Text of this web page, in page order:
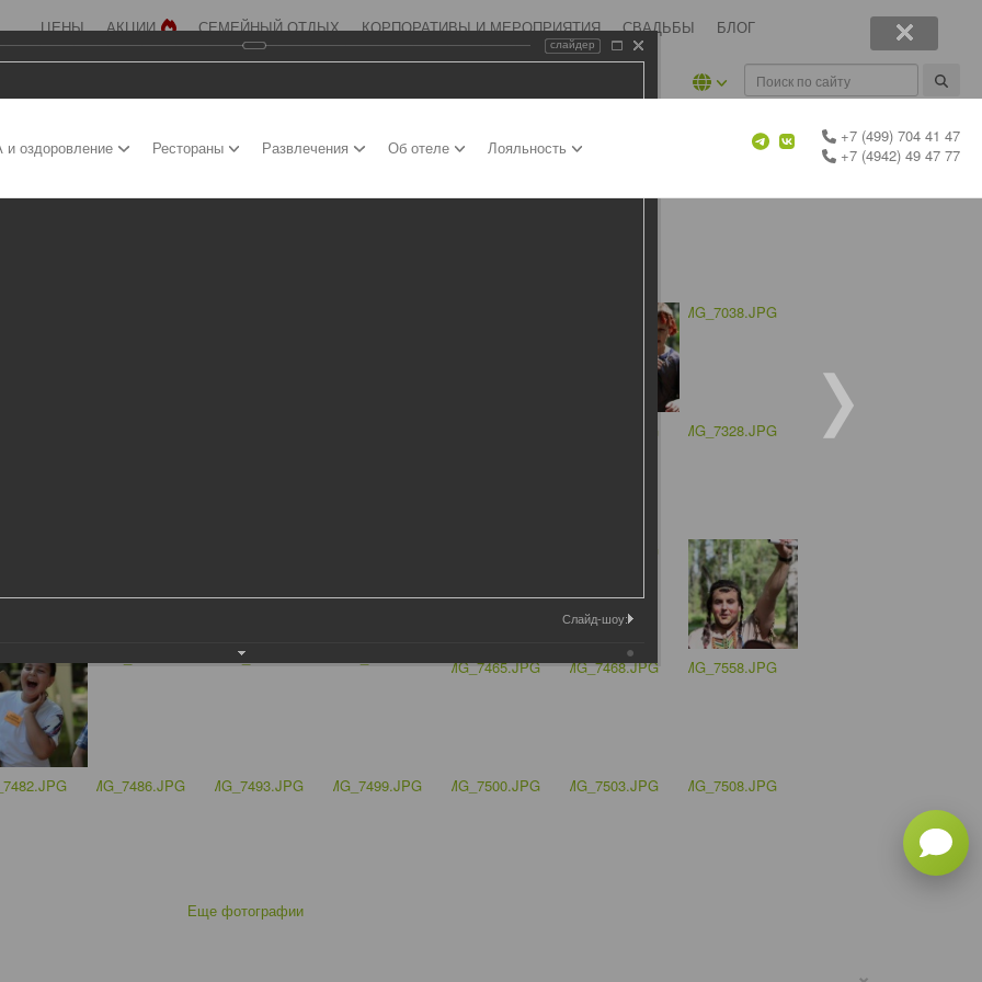
ЦЕНЫ АКЦИИ СЕМЕЙНЫЙ ОТДЫХ КОРПОРАТИВЫ И МЕРОПРИЯТИЯ СВАДЬБЫ БЛОГ
оздоровление Рестораны Развлечения Об отеле Лояльность
+7 (499) 704 41 47
+7 (4942) 49 47 77
Еще фотографии
слайдер
Слайд-шоу: